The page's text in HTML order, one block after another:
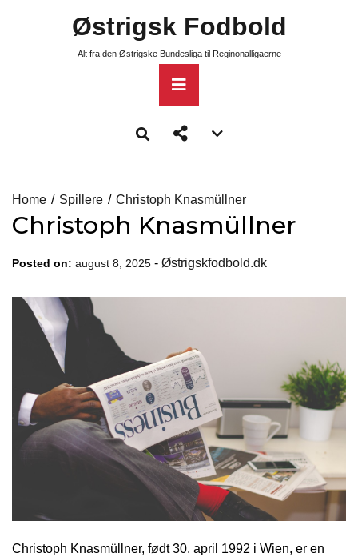
Østrigsk Fodbold
Alt fra den Østrigske Bundesliga til Reginonalligaerne
Primary
Menu
menu
Home
Spillere Christoph Knasmüllner
Christoph Knasmüllner
Posted on: august 8, 2025 - Østrigskfodbold.dk
Christoph Knasmüllner, født 30. april 1992 i Wien, er en